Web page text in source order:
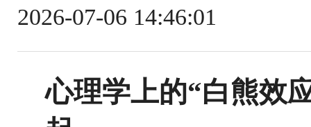
2026-07-06 14:46:01
心理学上的“白熊效